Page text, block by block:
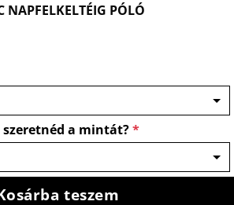
NAPFELKELTÉIG PÓLÓ
a mintát?*
teszem